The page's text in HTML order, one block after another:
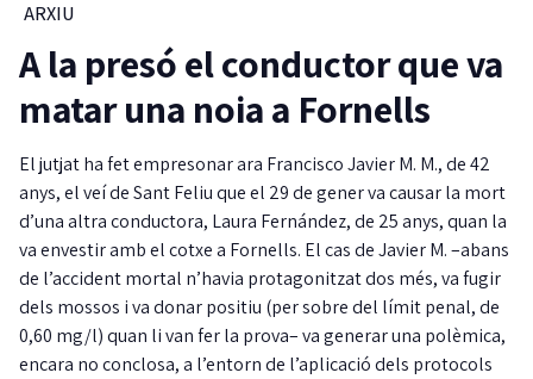
ARXIU
A la presó el conductor que va
matar una noia a Fornells
El jutjat ha fet empresonar ara Francisco Javier M. M., de 42
anys, el veí de Sant Feliu que el 29 de gener va causar la mort
d’una altra conductora, Laura Fernández, de 25 anys, quan la
va envestir amb el cotxe a Fornells. El cas de Javier M. –abans
de l’accident mortal n’havia protagonitzat dos més, va fugir
dels mossos i va donar positiu (per sobre del límit penal, de
0,60 mg/l) quan li van fer la prova– va generar una polèmica,
encara no conclosa, a l’entorn de l’aplicació dels protocols